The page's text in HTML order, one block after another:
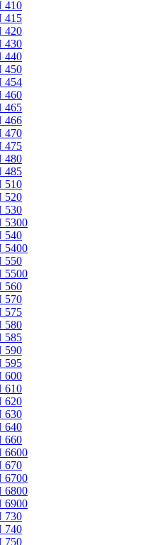
410
415
420
430
440
450
454
460
465
466
470
475
480
485
510
520
530
5300
540
5400
550
5500
560
570
575
580
585
590
595
600
610
620
630
640
660
6600
670
6700
6800
6900
730
740
750